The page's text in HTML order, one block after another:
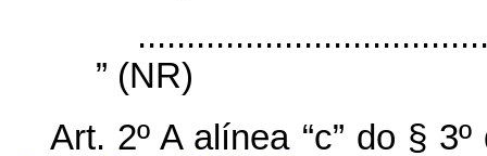
” (NR)
Art. 2º A alínea “c” do §